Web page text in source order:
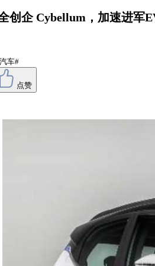
创企 Cybellum，加速进军
车#
点赞